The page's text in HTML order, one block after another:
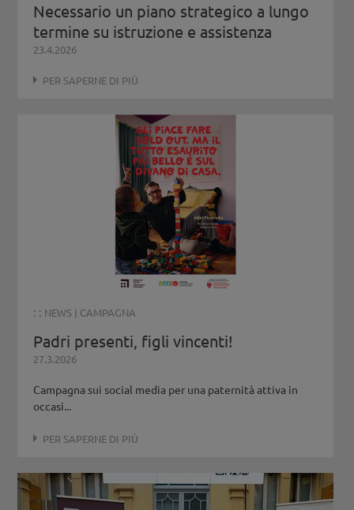
Necessario un piano strategico a lungo
termine su istruzione e assistenza
23.4.2026
PER SAPERNE DI PIÙ
: : NEWS | CAMPAGNA
Padri presenti, figli vincenti!
27.3.2026
Campagna sui social media per una paternità attiva in
occasi...
PER SAPERNE DI PIÙ